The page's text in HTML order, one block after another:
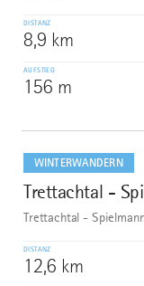
DISTANZ
8,9 km
AUFSTIEG
156 m
WINTERWANDERN
9
Trettachtal -
Trettachtal -
DISTANZ
12,6 km
dazu